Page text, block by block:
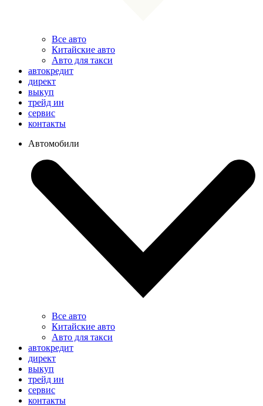
Все авто
Китайские авто
Авто для такси
автокредит
директ
выкуп
трейд ин
сервис
контакты
Автомобили
Все авто
Китайские авто
Авто для такси
автокредит
директ
выкуп
трейд ин
сервис
контакты